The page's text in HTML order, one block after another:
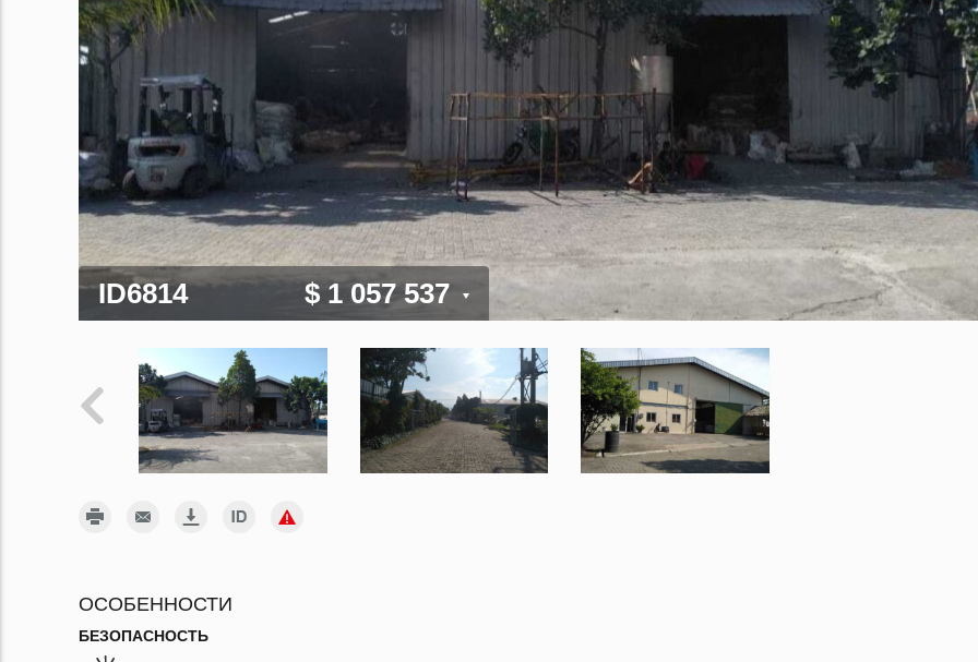
ID6814 $ 1 057 537
ОСОБЕННОСТИ
БЕЗОПАСНОСТЬ